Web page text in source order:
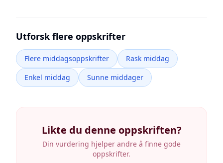
Utforsk flere oppskrifter
Flere middagsoppskrifter
Rask middag
Enkel middag
Sunne middager
Likte du denne oppskriften?
Din vurdering hjelper andre å finne gode
oppskrifter.